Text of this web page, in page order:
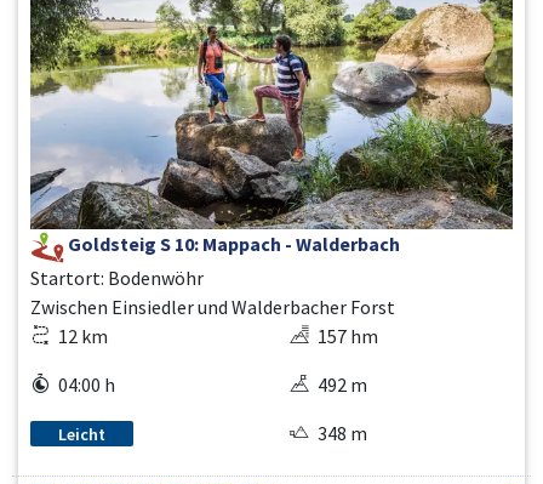
Goldsteig S 10: Mappach - Walderbach
Startort: Bodenwöhr
Zwischen Einsiedler und Walderbacher Forst
12 km
04:00 h
Leicht
157 hm
492 m
348 m